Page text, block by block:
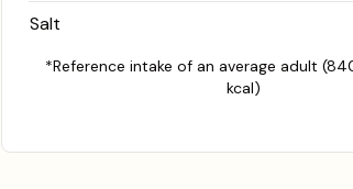
Salt
*Reference intake of an average adult
kcal)